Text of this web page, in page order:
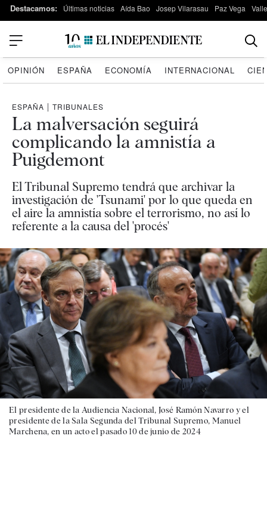
Destacamos: Últimas noticias Aída Bao Josep Vilarasau Paz Vega
OPINIÓN ESPAÑA ECONOMÍA INTERNACIONAL
ESPAÑA | TRIBUNALES
La malversación seguirá
complicando la amnistía a
Puigdemont
El Tribunal Supremo tendrá que archivar la
investigación de 'Tsunami' por lo que queda en
el aire la amnistía sobre el terrorismo, no así lo
referente a la causa del 'procés'
El presidente de la Audiencia Nacional, José Ramón Navarro y el
presidente de la Sala Segunda del Tribunal Supremo, Manuel
Marchena, en un acto el pasado 10 de junio de 2024